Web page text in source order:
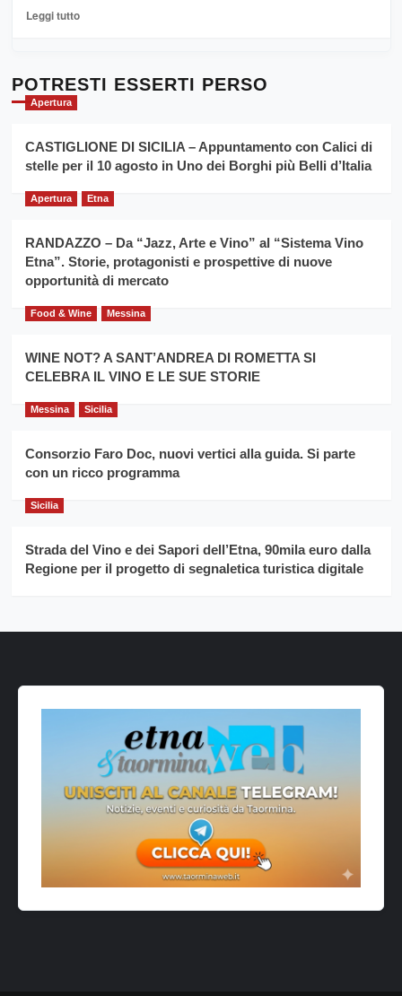
Sicilia
l’
evento
la
filiera
grano
Leggi tuttoLeggi
Cronoscalata
per
il
anno
Franco
Caruso
POTRESTI ESSERTI PERSO
Apertura
CASTIGLIONE DI SICILIA – Appuntamento con Calici di
stelle per il 10 agosto in Uno dei Borghi più Belli d’Italia
Apertura Etna
RANDAZZO – Da “Jazz, Arte e Vino” al “Sistema Vino
Etna”. Storie, protagonisti e prospettive di nuove
opportunità di mercato
Food & Wine Messina
WINE NOT? A SANT’ANDREA DI ROMETTA SI
CELEBRA IL VINO E LE SUE STORIE
Messina Sicilia
Consorzio Faro Doc, nuovi vertici alla guida. Si parte
con un ricco programma
Sicilia
Strada del Vino e dei Sapori dell’Etna, 90mila euro dalla
Regione per il progetto di segnaletica turistica digitale